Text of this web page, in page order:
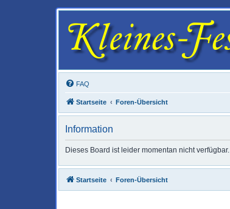
FAQ
Startseite Foren-Übersicht
Information
Dieses Board ist leider momentan nicht verfügbar.
Startseite Foren-Übersicht